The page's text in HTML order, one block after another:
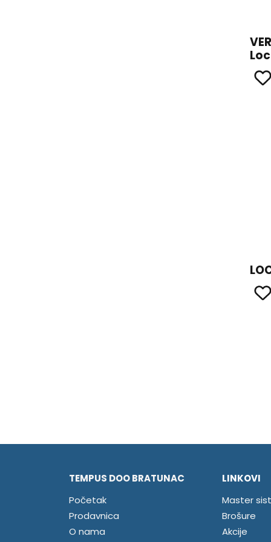
TEMPUS DOO BRATUNAC
Početak
Prodavnica
O nama
LINKOVI
Master
Brošure
Akcije